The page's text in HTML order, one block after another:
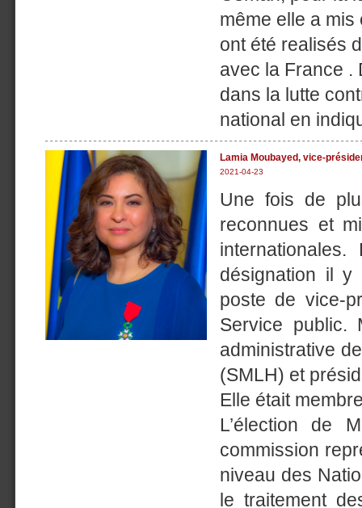
même elle a
ont été realisés
avec la France .
dans la lutte
national en
Lamia Moubayed, vice-
2021-04-23
Une fois de
reconnues et
désignation il y
poste de vice-
Service public.
administrative
(SMLH) et
Elle était
L’élection de
commission
niveau des
le traitement